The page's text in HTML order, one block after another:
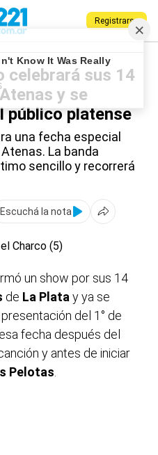
Registrarse
celebrará sus 14
y se
público platense
una fecha especial
La banda
sencillo y recorrerá
Escuchá la nota
un show por sus 14
de La Plata y ya se
del 1° de
fecha después del
y antes de iniciar
Pelotas